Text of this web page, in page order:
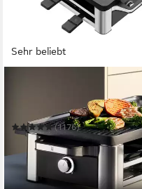
Sehr beliebt
Parkebene für unbenutze
Pfännchen(1176)
160,66 € UVP189,99 €
14,67 €mtl. in 12 Raten
in 1-2 Werktagen bei dir